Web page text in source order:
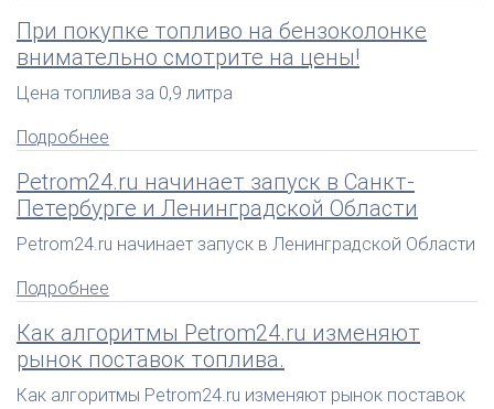
При покупке топливо на бензоколонке
внимательно смотрите на цены!
Цена топлива за 0,9 литра
Подробнее
Petrom24.ru начинает запуск в Санкт-
Петербурге и Ленинградской Области
Petrom24.ru начинает запуск в Ленинградской Области
Подробнее
Как алгоритмы Petrom24.ru изменяют
рынок поставок топлива.
Как алгоритмы Petrom24.ru изменяют рынок поставок